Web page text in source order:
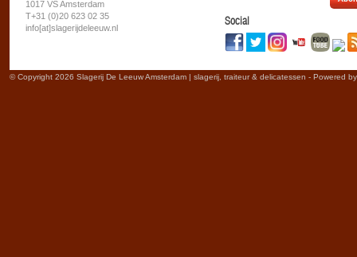
1017 VS Amsterdam
T+31 (0)20 623 02 35
info[at]slagerijdeleeuw.nl
Social
© Copyright 2026 Slagerij De Leeuw Amsterdam | slagerij, traiteur & delicatessen - Powered